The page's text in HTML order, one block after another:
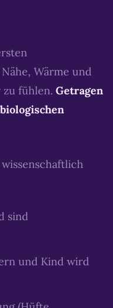
Wärme und
fühlen. Getragen
sind
und Kind wird